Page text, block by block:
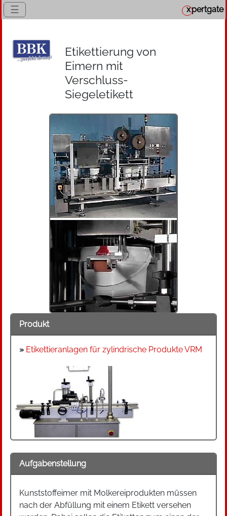
☰ xpertgate
Etikettierung von
Eimern mit
Verschluss-
Siegeletikett
Produkt
» Etikettieranlagen für zylindrische Produkte VRM
Aufgabenstellung
Kunststoffeimer mit Molkereiprodukten müssen
nach der Abfüllung mit einem Etikett versehen